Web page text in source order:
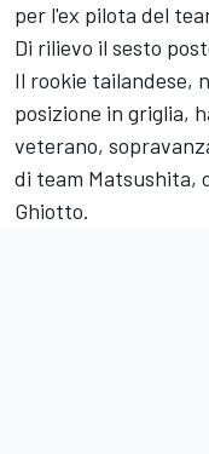
per l'ex pilota del
Di rilievo il sesto
Il rookie tailandese,
posizione in griglia,
veterano,
di team Matsushita,
Ghiotto.